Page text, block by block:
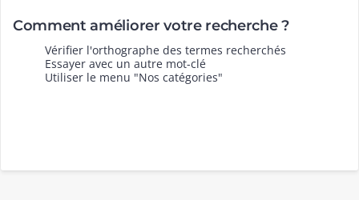
Comment améliorer votre recherche ?
Vérifier l'orthographe des termes recherchés
Essayer avec un autre mot-clé
Utiliser le menu "Nos catégories"